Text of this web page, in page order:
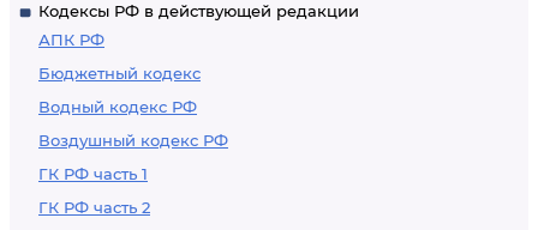
Кодексы РФ в действующей редакции
АПК РФ
Бюджетный кодекс
Водный кодекс РФ
Воздушный кодекс РФ
ГК РФ часть 1
ГК РФ часть 2